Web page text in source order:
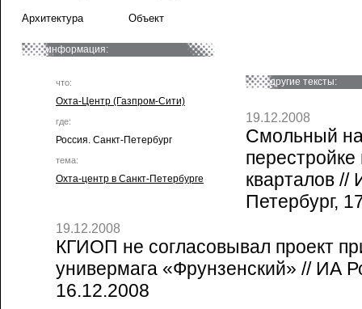
Архитектура Объект
информация:
что:
Охта-Центр (Газпром-Сити)
где:
Россия. Санкт-Петербург
тема:
Охта-центр в Санкт-Петербурге
другие тексты:
19.12.2008
Смольный
перестройке
кварталов //
Петербург,
19.12.2008
КГИОП не согласовывал проект
универмага «Фрунзенский» // ИА
16.12.2008